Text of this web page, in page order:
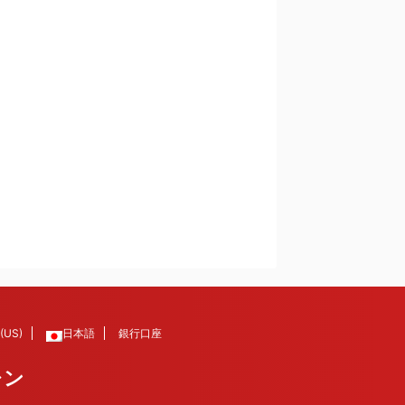
日本語 銀行口座